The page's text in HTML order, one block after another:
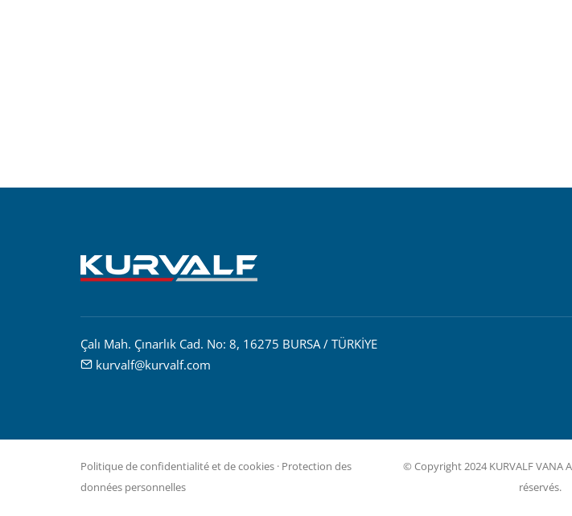
Çalı Mah. Çınarlık Cad. No: 8, 16275 BURSA / TÜRKİYE
kurvalf@kurvalf.com
Politique de confidentialité et de cookies · Protection des
données personnelles
© Copyright 2024 KURVALF VANA
réservés.